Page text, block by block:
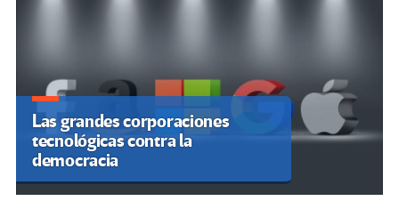
Las grandes corporaciones
tecnológicas contra la
democracia